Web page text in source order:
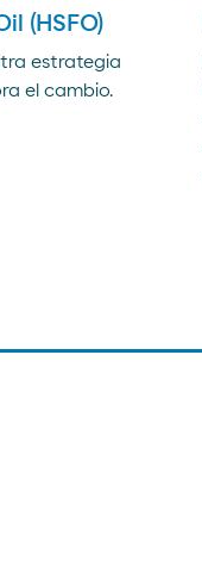
(HSFO)
estrategia
el cambio.